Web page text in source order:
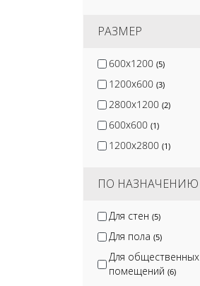
РАЗМЕР
600x1200 (5)
1200x600 (3)
2800x1200 (2)
600x600 (1)
1200x2800 (1)
ПО НАЗНАЧЕНИЮ
Для стен (5)
Для пола (5)
Для общественных
помещений (6)